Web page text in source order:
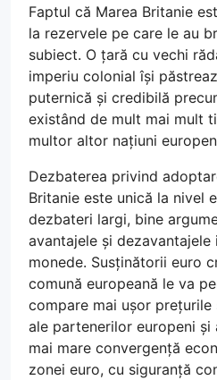
Faptul că Marea Britanie
la rezervele pe care le au
subiect. O țară cu vechi
imperiu colonial își
puternică și credibilă
existând de mult mai mult
multor altor națiuni
Dezbaterea privind
Britanie este unică la nivel
dezbateri largi, bine
avantajele și
monede. Susținătorii euro
comună europeană le va
compare mai ușor
ale partenerilor europeni și
mai mare convergență
zonei euro, cu siguranță